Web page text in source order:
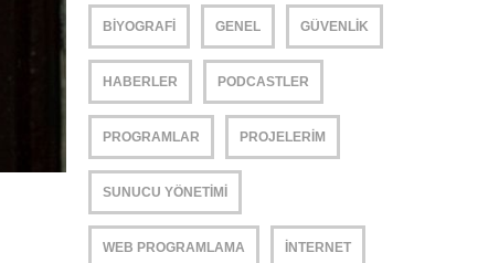
BIYOGRAFI GENEL GÜVENLIK
HABERLER PODCASTLER
PROGRAMLAR PROJELERIM
SUNUCU YÖNETIMI
WEB PROGRAMLAMA İNTERNET